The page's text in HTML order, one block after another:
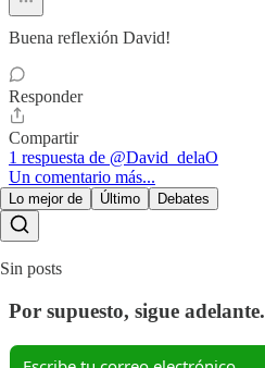
Buena reflexión David!
Responder
Compartir
1 respuesta de @David_delaO
Un comentario más...
Lo mejor de Último Debates
Sin posts
Por supuesto, sigue adelante.